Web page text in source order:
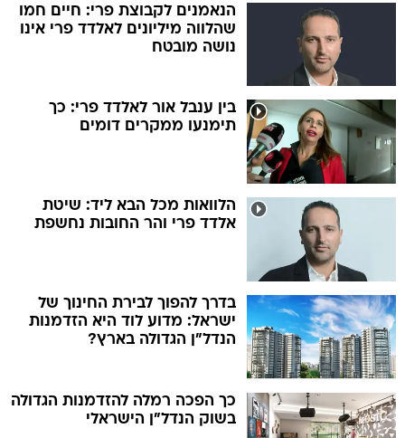
הנאמנים לקבוצת פרי: חיים חמו
שהלווה מיליונים לאלדד פרי אינו
נושה מובטח
בין ענבל אור לאלדד פרי: כך
תימנעו ממקרים דומים
הלוואות מכל הבא ליד: שיטת
אלדד פרי והר החובות נחשפת
בדרך להפוך לבירת החינוך של
ישראל: מדוע לוד היא הזדמנות
הנדל"ן הגדולה בארץ?
כך הפכה רמלה להזדמנות הגדולה
בשוק הנדל"ן הישראלי